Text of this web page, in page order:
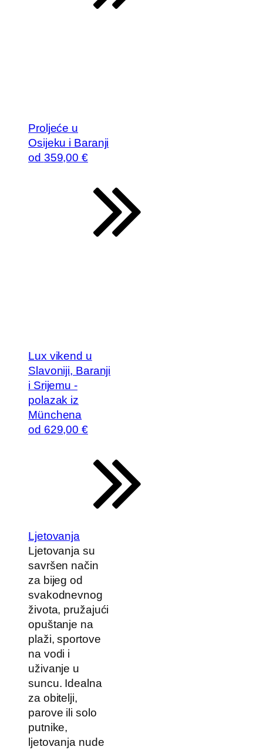
Proljeće u
Osijeku i Baranji
od 359,00 €
Lux vikend u
Slavoniji, Baranji
i Srijemu -
polazak iz
Münchena
od 629,00 €
Ljetovanja
Ljetovanja su
savršen način
za bijeg od
svakodnevnog
života, pružajući
opuštanje na
plaži, sportove
na vodi i
uživanje u
suncu. Idealna
za obitelji,
parove ili solo
putnike,
ljetovanja nude